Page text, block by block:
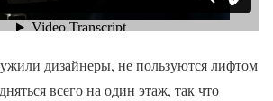
дизайнеры, не пользуются лифтом
всего на один этаж, так что